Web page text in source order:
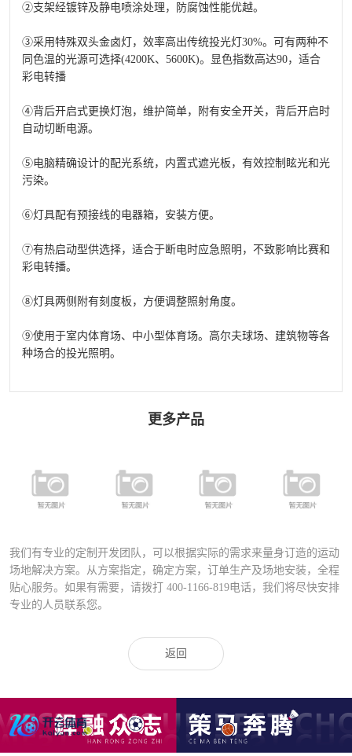
②支架经镀锌及静电喷涂处理，防腐蚀性能优越。
③采用特殊双头金卤灯，效率高出传统投光灯30%。可有两种不
同色温的光源可选择(4200K、5600K)。显色指数高达90，适合
彩电转播
④背后开启式更换灯泡，维护简单，附有安全开关，背后开启时
自动切断电源。
⑤电脑精确设计的配光系统，内置式遮光板，有效控制眩光和光
污染。
⑥灯具配有预接线的电器箱，安装方便。
⑦有热启动型供选择，适合于断电时应急照明，不致影响比赛和
彩电转播。
⑧灯具两侧附有刻度板，方便调整照射角度。
⑨使用于室内体育场、中小型体育场。高尔夫球场、建筑物等各
种场合的投光照明。
更多产品
铝合金专业足
球场专用灯
（高级定制）
FYD-400铝合
金压铸灯具
（直泡）
FYD-1000铝合
金压铸灯具
（圆泡）
FD-027A运动
场专业灯具
我们有专业的定制开发团队，可以根据实际的需求来量身订造的运动
场地解决方案。从方案指定，确定方案，订单生产及场地安装，全程
贴心服务。如果有需要，请拨打 400-1166-819电话，我们将尽快安排
专业的人员联系您。
返回